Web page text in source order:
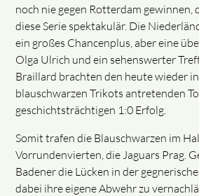
noch nie gegen Rotterdam gewinnen,
diese Serie spektakulär. Die
ein großes Chancenplus, aber eine
Olga Ulrich und ein sehenswerter
Braillard brachten den heute wieder
blauschwarzen Trikots antretenden
geschichtsträchtigen 1:0 Erfolg.
Somit trafen die Blauschwarzen im
Vorrundenvierten, die Jaguars Prag.
Badener die Lücken in der
dabei ihre eigene Abwehr zu